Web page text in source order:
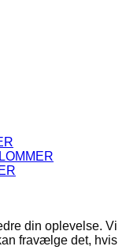
din oplevelse. Vi
fravælge det, hvis